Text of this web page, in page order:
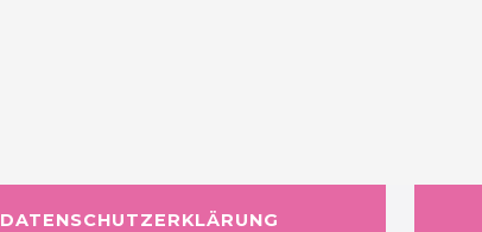
DATENSCHUTZERKLÄRUNG